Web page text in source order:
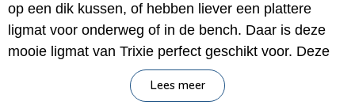
op een dik kussen, of hebben liever een plattere
ligmat voor onderweg of in de bench. Daar is deze
mooie ligmat van Trixie perfect geschikt voor. Deze
Farello-mat heeft een 4 cm polyestervlies vulling
waardoor hij niet te dik maar toch comfortabel is,
Lees meer